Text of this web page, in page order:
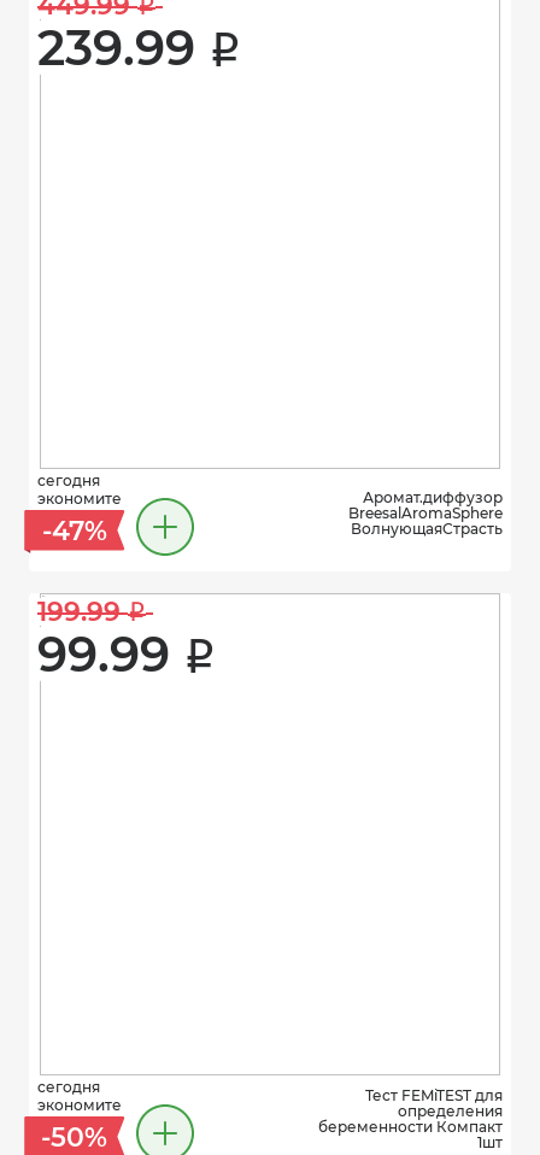
i
239.99 i
сегодня
экономите
-47%
Аромат.диффузор
BreesalAromаSphere
ВолнующаяСтрасть
199.99 i
99.99 i
сегодня
экономите
-50%
Тест FEMiTEST для
определения
беременности Компакт
1шт